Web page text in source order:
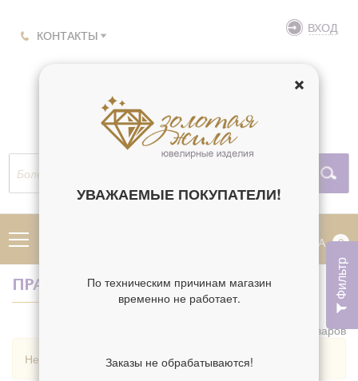
КОНТАКТЫ ВХОД
КОРЗИНА 0
Фильтр
ПРАВОСЛАВНЫЕ КОЛЬЦА ЗОЛОТЫЕ
Найдено 0 товаров
Нет товаров.
УВАЖАЕМЫЕ ПОКУПАТЕЛИ!
По техническим причинам магазин
временно не работает.
Заказы не обрабатываются!